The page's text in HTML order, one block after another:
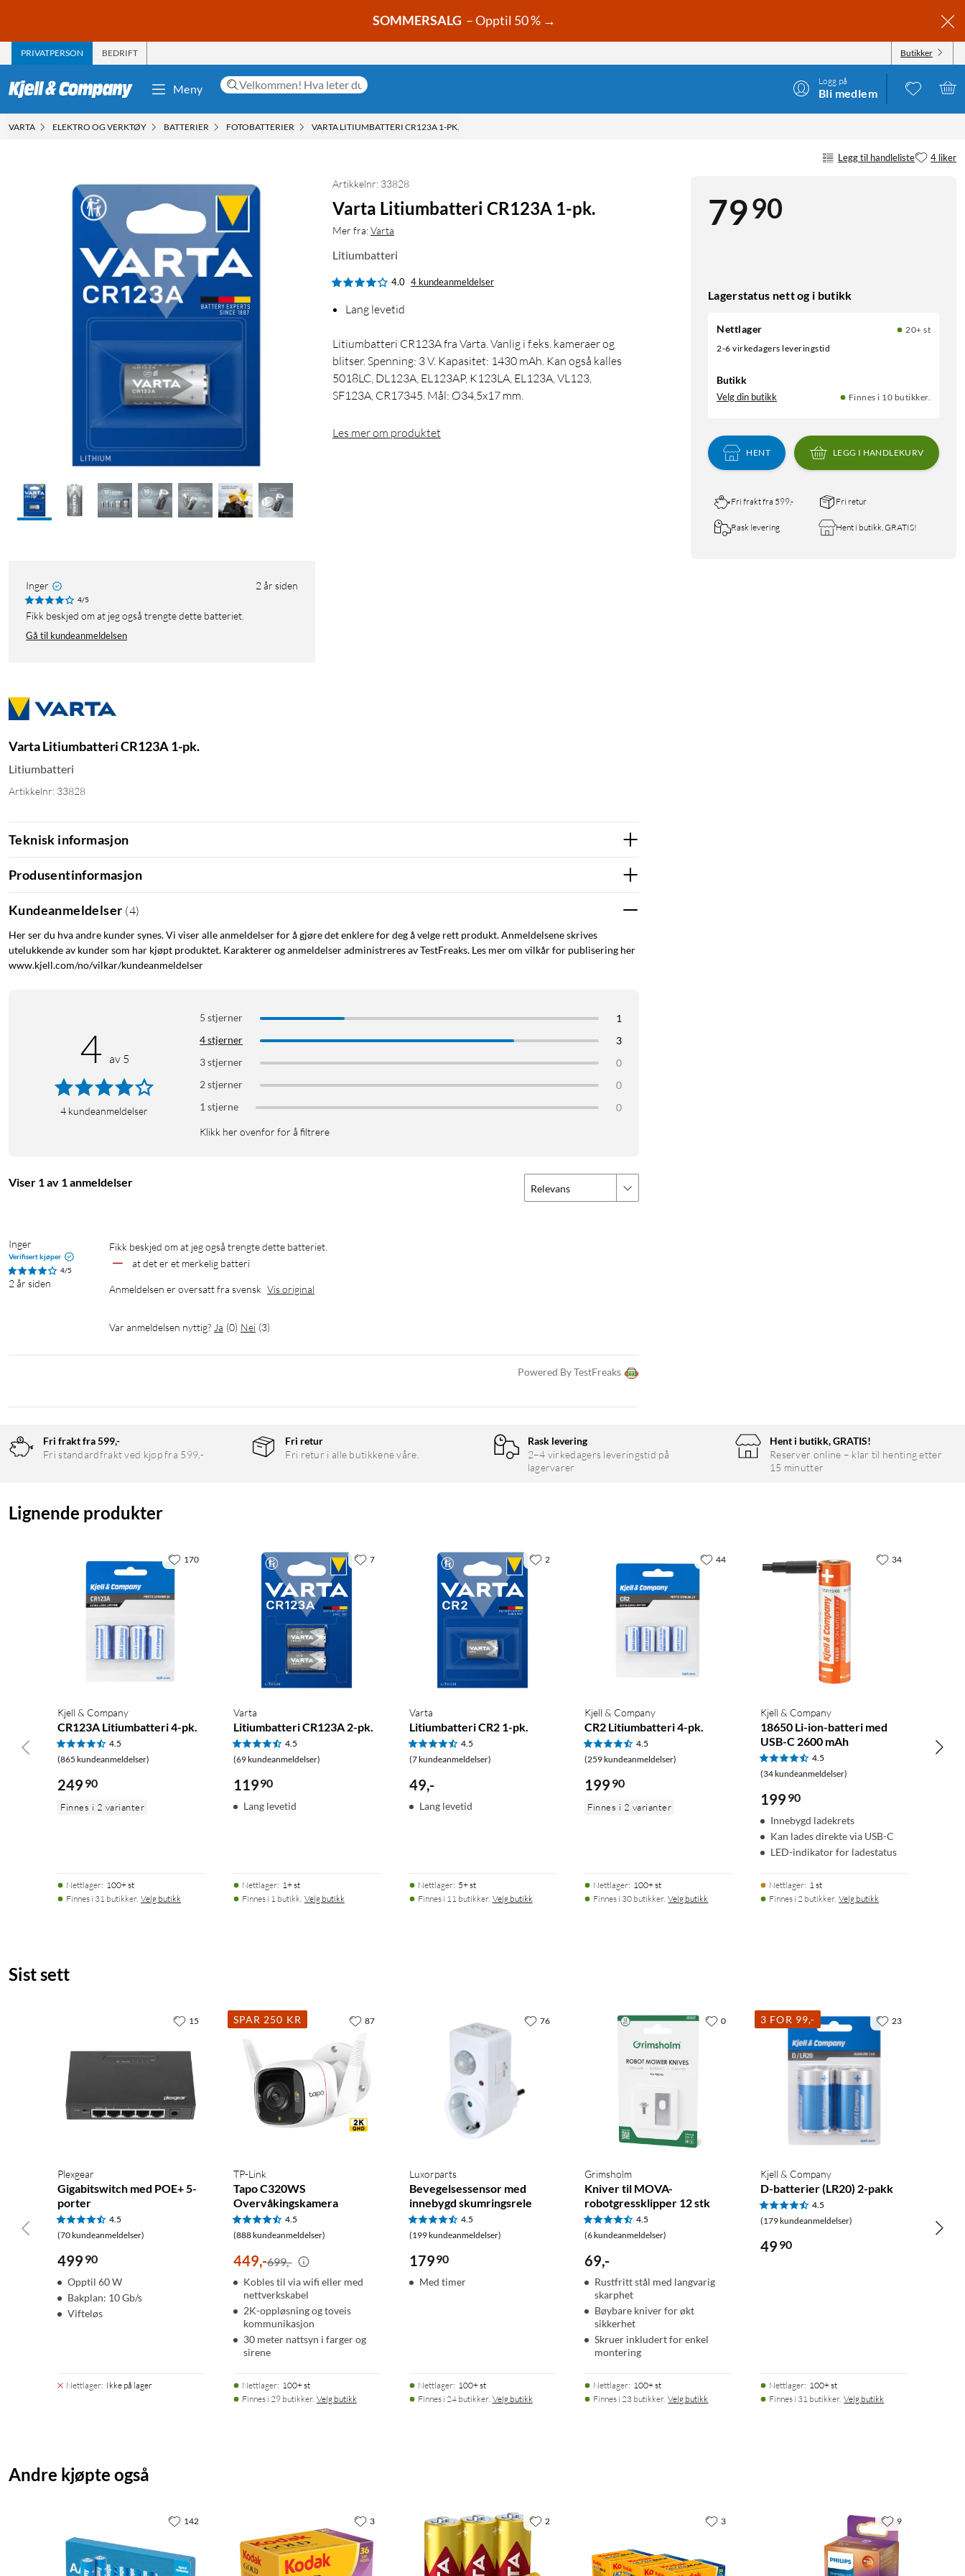
SOMMERSALG – Opptil 50 % →
PRIVATPERSON BEDRIFT Butikker
Meny
Logg på
Bli medlem
VARTA ELEKTRO OG VERKTØY BATTERIER FOTOBATTERIER VARTA LITIUMBATTERI CR123A 1-PK.
Legg til handleliste 4 liker
7990
Lagerstatus nett og i butikk
Nettlager
20+ st
2-6 virkedagers leveringstid
Butikk
Velg din butikk Finnes i 10 butikker.
HENT LEGG I HANDLEKURV
Fri frakt fra 599,- Fri retur
Rask levering Hent i butikk, GRATIS!
Artikkelnr: 33828
Varta Litiumbatteri CR123A 1-pk.
Mer fra:Varta
Litiumbatteri
4.0 4 kundeanmeldelser
Lang levetid
Litiumbatteri CR123A fra Varta. Vanlig i f.eks. kameraer og
blitser. Spenning: 3 V. Kapasitet: 1430 mAh. Kan også kalles
5018LC, DL123A, EL123AP, K123LA, EL123A, VL123,
SF123A, CR17345. Mål: Ø34,5x17 mm.
Les mer om produktet
Inger 2 år siden
4/5
Fikk beskjed om at jeg også trengte dette batteriet.
Gå til kundeanmeldelsen
Varta Litiumbatteri CR123A 1-pk.
Litiumbatteri
Artikkelnr: 33828
Teknisk informasjon
Produsentinformasjon
Kundeanmeldelser (4)
Her ser du hva andre kunder synes. Vi viser alle anmeldelser for å gjøre det enklere for deg å velge rett produkt. Anmeldelsene skrives
utelukkende av kunder som har kjøpt produktet. Karakterer og anmeldelser administreres av TestFreaks. Les mer om vilkår for publisering her
www.kjell.com/no/vilkar/kundeanmeldelser
4 av 5
4 kundeanmeldelser
5 stjerner
1
4 stjerner
3
3 stjerner
0
2 stjerner
0
1 stjerne
0
Klikk her ovenfor for å filtrere
Viser 1 av 1 anmeldelser Relevans
Inger
Verifisert kjøper
4/5
2 år siden
Fikk beskjed om at jeg også trengte dette batteriet.
at det er et merkelig batteri
Anmeldelsen er oversatt fra svensk Vis original
Var anmeldelsen nyttig? Ja (0) Nei (3)
Powered By TestFreaks
Fri frakt fra 599,-
Fri standardfrakt ved kjøp fra 599,-
Fri retur
Fri retur i alle butikkene våre.
Rask levering
2–4 virkedagers leveringstid på
lagervarer
Hent i butikk, GRATIS!
Reserver online – klar til henting etter
15 minutter
Lignende produkter
Kjell & Company
CR123A Litiumbatteri 4-pk.
4.5
(865 kundeanmeldelser)
249 90
Finnes i 2 varianter
Nettlager: 100+ st
Finnes i 31 butikker. Velg butikk
170
Varta
Litiumbatteri CR123A 2-pk.
4.5
(69 kundeanmeldelser)
11990
Lang levetid
Nettlager: 1+ st
Finnes i 1 butikk. Velg butikk
7
Varta
Litiumbatteri CR2 1-pk.
4.5
(7 kundeanmeldelser)
49,-
Lang levetid
Nettlager: 5+ st
Finnes i 11 butikker. Velg butikk
2
Kjell & Company
CR2 Litiumbatteri 4-pk.
4.5
(259 kundeanmeldelser)
199 90
Finnes i 2 varianter
Nettlager: 100+ st
Finnes i 30 butikker. Velg butikk
44
Kjell & Company
18650 Li-ion-batteri med
USB-C 2600 mAh
4.5
(34 kundeanmeldelser)
199 90
Innebygd ladekrets
Kan lades direkte via USB-C
LED-indikator for ladestatus
Nettlager: 1 st
Finnes i 2 butikker. Velg butikk
34
Sist sett
Plexgear
Gigabitswitch med POE+ 5-
porter
4.5
(70 kundeanmeldelser)
499 90
Opptil 60 W
Bakplan: 10 Gb/s
Vifteløs
Nettlager: Ikke på lager
15 SPAR 250 KR
TP-Link
Tapo C320WS
Overvåkingskamera
4.5
(888 kundeanmeldelser)
449,-699,-
Kobles til via wifi eller med
nettverkskabel
2K-oppløsning og toveis
kommunikasjon
30 meter nattsyn i farger og
sirene
Nettlager: 100+ st
Finnes i 29 butikker. Velg butikk
87
Luxorparts
Bevegelsessensor med
innebygd skumringsrele
4.5
(199 kundeanmeldelser)
17990
Med timer
Nettlager: 100+ st
Finnes i 24 butikker. Velg butikk
76
Grimsholm
Kniver til MOVA-
robotgressklipper 12 stk
4.5
(6 kundeanmeldelser)
69,-
Rustfritt stål med langvarig
skarphet
Bøybare kniver for økt
sikkerhet
Skruer inkludert for enkel
montering
Nettlager: 100+ st
Finnes i 23 butikker. Velg butikk
0 3 FOR 99,-
Kjell & Company
D-batterier (LR20) 2-pakk
4.5
(179 kundeanmeldelser)
49 90
Nettlager: 100+ st
Finnes i 31 butikker. Velg butikk
23
Andre kjøpte også
142 3 2 3 9